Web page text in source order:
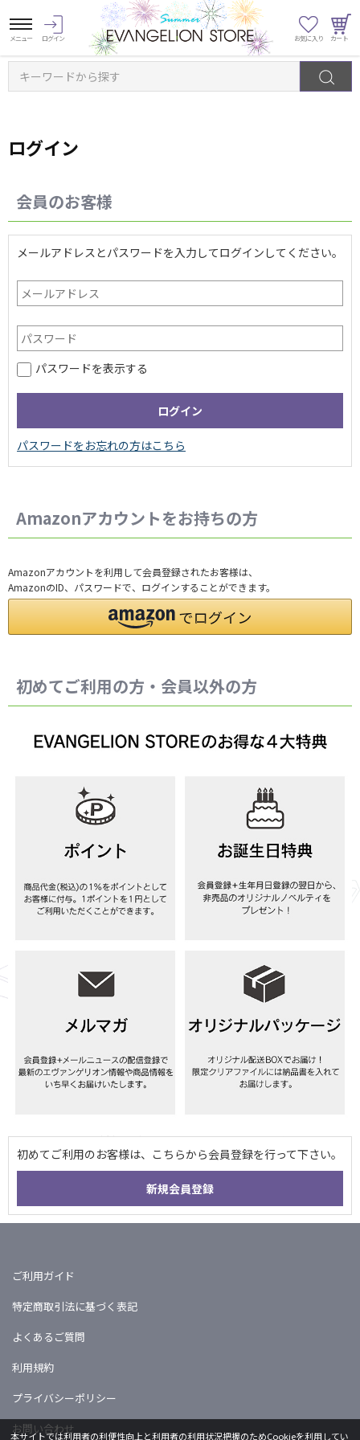
キーワードから探す
ログイン
会員のお客様
メールアドレスとパスワードを入力してログインしてください。
パスワードを表示する
Amazonアカウントをお持ちの方
Amazonアカウントを利用して会員登録されたお客様は、
AmazonのID、パスワードで、ログインすることができます。
初めてご利用の方・会員以外の方
ご利用ガイド
特定商取引法に基づく表記
よくあるご質問
利用規約
プライバシーポリシー
お問い合わせ
本サイトでは利用者の利便性向上と利用者の利用状況把握のためCookieを利用してい